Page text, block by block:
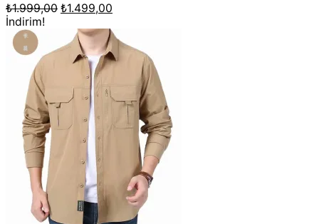
₺1.999,00 Orijinal
₺1.999,00.
₺1.499,00
fiyat:
₺1.499,00.
İndirim!